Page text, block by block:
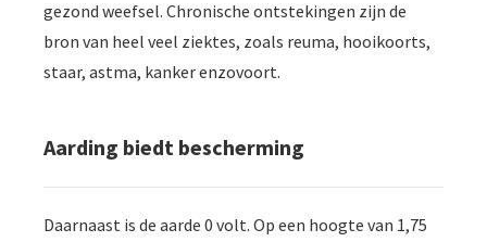
gezond weefsel. Chronische ontstekingen zijn de
bron van heel veel ziektes, zoals reuma, hooikoorts,
staar, astma, kanker enzovoort.
Aarding biedt bescherming
Daarnaast is de aarde 0 volt. Op een hoogte van 1,75